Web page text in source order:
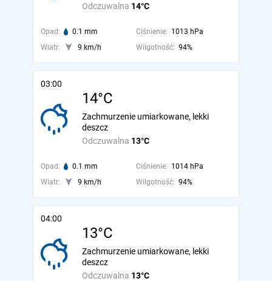
Odczuwalna 14°C
Opad: 0.1 mm Ciśnienie: 1013 hPa
Wiatr:
9 km/h Wilgotność: 94%
03:00
14°C
Odczuwalna 13°C
Zachmurzenie umiarkowane, lekki
deszcz
Opad: 0.1 mm Ciśnienie: 1014 hPa
Wiatr:
9 km/h Wilgotność: 94%
04:00
13°C
Odczuwalna 13°C
Zachmurzenie umiarkowane, lekki
deszcz